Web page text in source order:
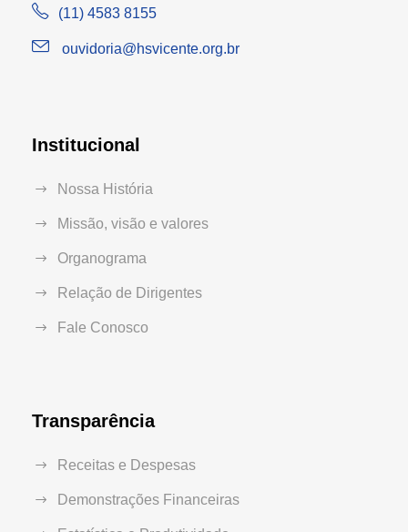
(11) 4583 8155
ouvidoria@hsvicente.org.br
Institucional
Nossa História
Missão, visão e valores
Organograma
Relação de Dirigentes
Fale Conosco
Transparência
Receitas e Despesas
Demonstrações Financeiras